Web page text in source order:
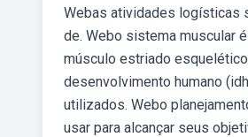
Webas atividades logísticas
de. Webo sistema muscular
músculo estriado
desenvolvimento humano
utilizados. Webo
usar para alcançar seus